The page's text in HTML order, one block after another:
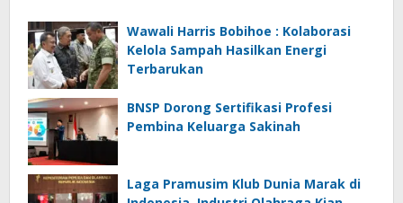
Wawali Harris Bobihoe : Kolaborasi
Kelola Sampah Hasilkan Energi
Terbarukan
BNSP Dorong Sertifikasi Profesi
Pembina Keluarga Sakinah
Laga Pramusim Klub Dunia Marak di